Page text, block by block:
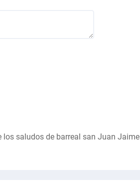
saludos de barreal san Juan Jaime